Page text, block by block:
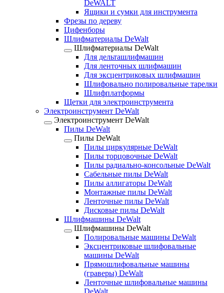
DeWALT
Ящики и сумки для инструмента
Фрезы по дереву
Цифенборы
Шлифматериалы DeWalt
Шлифматериалы DeWalt
Для дельташлифмашин
Для ленточных шлифмашин
Для эксцентриковых шлифмашин
Шлифовально полировальные тарелки
Шлифплатформы
Щетки для электроинструмента
Электроинструмент DeWalt
Электроинструмент DeWalt
Пилы DeWalt
Пилы DeWalt
Пилы циркулярные DeWalt
Пилы торцовочные DeWalt
Пилы радиально-консольные DeWalt
Сабельные пилы DeWalt
Пилы аллигаторы DeWalt
Монтажные пилы DeWalt
Ленточные пилы DeWalt
Дисковые пилы DeWalt
Шлифмашины DeWalt
Шлифмашины DeWalt
Полировальные машины DeWalt
Эксцентриковые шлифовальные
машины DeWalt
Прямошлифовальные машины
(граверы) DeWalt
Ленточные шлифовальные машины
DeWalt